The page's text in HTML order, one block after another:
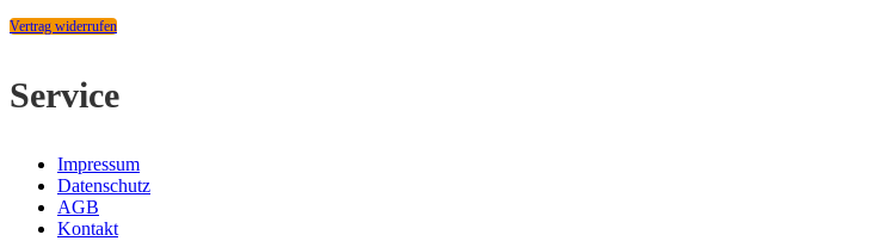
Vertrag widerrufen
Service
Impressum
Datenschutz
AGB
Kontakt